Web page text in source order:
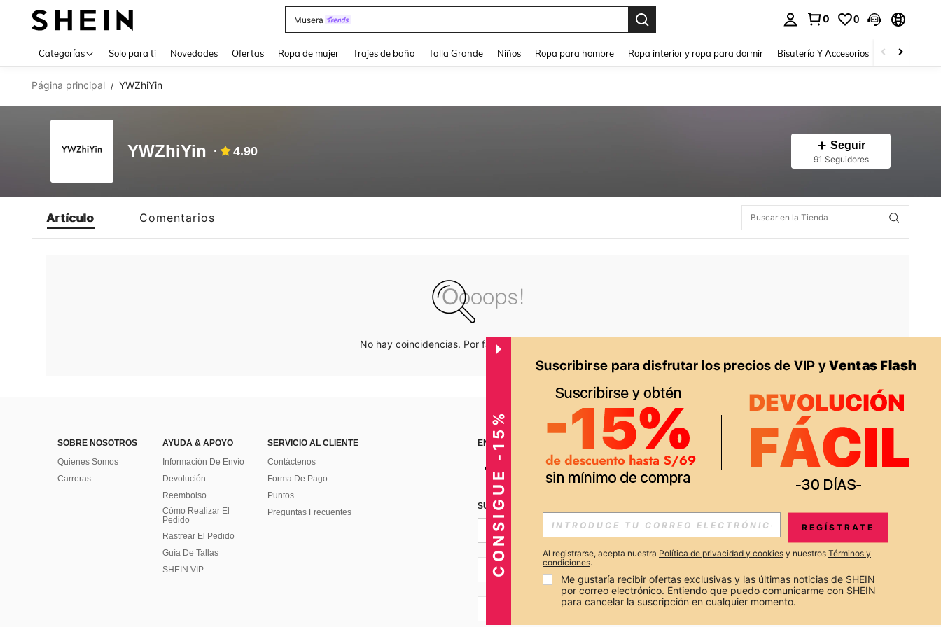
Musera
0 0
Categorías Solo para ti Novedades Ofertas Ropa de mujer Trajes de baño Talla Grande Niños Ropa para hombre Ropa interior y ropa para dormir Bisutería Y Accesorios Zapatos
Página principal / YWZhiYin
YWZhiYin 4.90 Seguir
91 Seguidores
Artículo Comentarios
No hay coincidencias. Por favor inténtalo de nuevo.
SOBRE NOSOTROS
Quienes Somos
Carreras
AYUDA & APOYO
Información De Envío
Devolución
Reembolso
Cómo Realizar El
Pedido
Rastrear El Pedido
Guía De Tallas
SHEIN VIP
SERVICIO AL CLIENTE
Contáctenos
Forma De Pago
Puntos
Preguntas Frecuentes
ENCUÉNTRANOS EN APP
SUSCRÍBETE PARA RECIBIR OFERTAS EXCLUSIVAS, PROMOCIONES Y NOTICIAS DE SHEIN
Suscribir
PE + 51
CONSIGUE -15% REGÍSTRATE
Al registrarse, acepta nuestra Política de privacidad y cookies y nuestros Términos y
condiciones.
Me gustaría recibir ofertas exclusivas y las últimas noticias de SHEIN
por correo electrónico. Entiendo que puedo comunicarme con SHEIN
para cancelar la suscripción en cualquier momento.